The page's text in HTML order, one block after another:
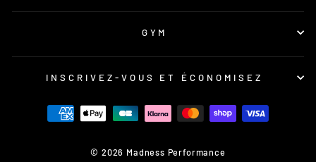
GYM
INSCRIVEZ-VOUS ET ÉCONOMISEZ
© 2026 Madness Performance